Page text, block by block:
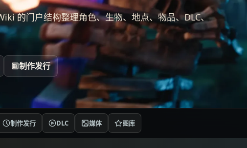
的门户结构整理角色、生物、地点、物品、DLC、
制作发行
制作发行 DLC 媒体 图库